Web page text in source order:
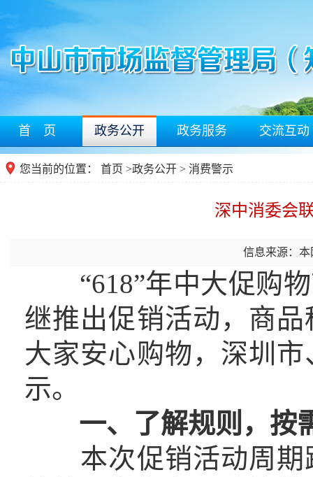
首 页 政务公开 政务服务 交流互动
您当前的位置： 首页 >政务公开 > 消费警示
深中消委会
信息来源：本
“618”年中大促购物
继推出促销活动，商
大家安心购物，深圳
示。
一、了解规则，按
本次促销活动周期